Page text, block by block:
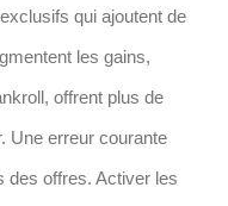
qui ajoutent de
les gains,
offrent plus de
Une erreur courante
des offres. Activer les